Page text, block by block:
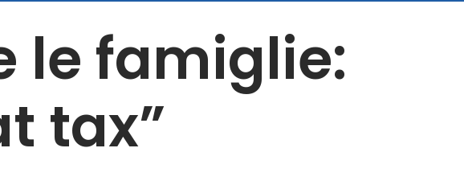
le famiglie:
tax”